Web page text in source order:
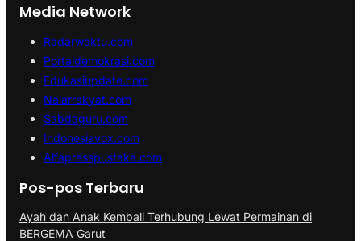
Media Network
Radarwaktu.com
Portaldemokrasi.com
Edukasiupdate.com
Nalarrakyat.com
Sabdaguru.com
Indonesiavox.com
Alfapresspustaka.com
Pos-pos Terbaru
Ayah dan Anak Kembali Terhubung Lewat Permainan di
BERGEMA Garut